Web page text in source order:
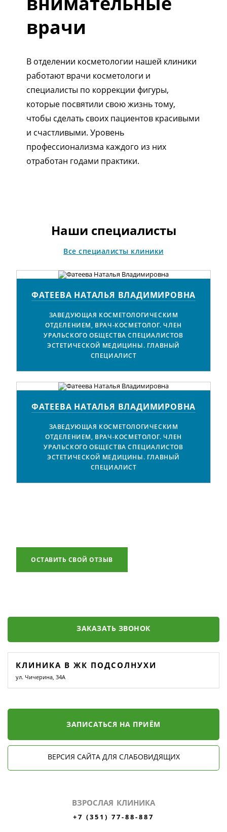
врачи
В отделении косметологии нашей клиники
работают врачи косметологи и
специалисты по коррекции фигуры,
которые посвятили свою жизнь тому,
чтобы сделать своих пациентов красивыми
и счастливыми. Уровень
профессионализма каждого из них
отработан годами практики.
Наши специалисты
Все специалисты клиники
ФАТЕЕВА НАТАЛЬЯ ВЛАДИМИРОВНА
ЗАВЕДУЮЩАЯ КОСМЕТОЛОГИЧЕСКИМ
ОТДЕЛЕНИЕМ, ВРАЧ-КОСМЕТОЛОГ. ЧЛЕН
УРАЛЬСКОГО ОБЩЕСТВА СПЕЦИАЛИСТОВ
ЭСТЕТИЧЕСКОЙ МЕДИЦИНЫ. ГЛАВНЫЙ
СПЕЦИАЛИСТ
ФАТЕЕВА НАТАЛЬЯ ВЛАДИМИРОВНА
ЗАВЕДУЮЩАЯ КОСМЕТОЛОГИЧЕСКИМ
ОТДЕЛЕНИЕМ, ВРАЧ-КОСМЕТОЛОГ. ЧЛЕН
УРАЛЬСКОГО ОБЩЕСТВА СПЕЦИАЛИСТОВ
ЭСТЕТИЧЕСКОЙ МЕДИЦИНЫ. ГЛАВНЫЙ
СПЕЦИАЛИСТ
ОСТАВИТЬ СВОЙ ОТЗЫВ
ЗАКАЗАТЬ ЗВОНОК
КЛИНИКА В ЖК ПОДСОЛНУХИ
ул. Чичерина, 34А
ЗАПИСАТЬСЯ НА ПРИЁМ
ВЕРСИЯ САЙТА ДЛЯ СЛАБОВИДЯЩИХ
ВЗРОСЛАЯ КЛИНИКА
+7 (351) 77-88-887